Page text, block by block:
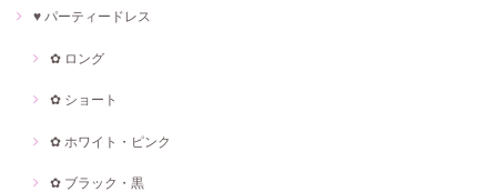
♥ パーティードレス
✿ ロング
✿ ショート
✿ ホワイト・ピンク
✿ ブラック・黒